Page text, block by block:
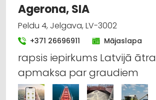
Agerona, SIA
Peldu 4, Jelgava, LV-3002
+371 26696911 Mājaslapa
rapsis iepirkums Latvijā ātra
apmaksa par graudiem